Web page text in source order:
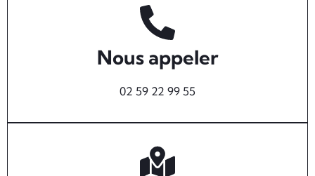
Nous appeler
02 59 22 99 55